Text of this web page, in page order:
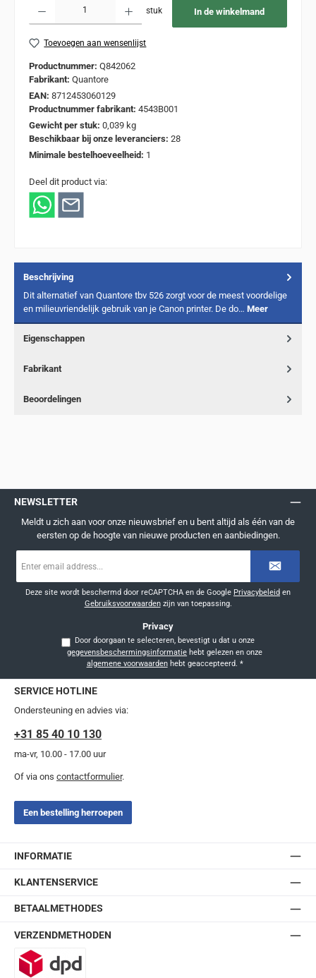
stuk In de winkelmand
Toevoegen aan wensenlijst
Productnummer: Q842062
Fabrikant: Quantore
EAN: 8712453060129
Productnummer fabrikant: 4543B001
Gewicht per stuk: 0,039 kg
Beschikbaar bij onze leveranciers: 28
Minimale bestelhoeveelheid: 1
Deel dit product via:
Beschrijving
Dit alternatief van Quantore tbv 526 zorgt voor de meest voordelige
en milieuvriendelijk gebruik van je Canon printer. De do… Meer
Eigenschappen
Fabrikant
Beoordelingen
NEWSLETTER
Meldt u zich aan voor onze nieuwsbrief en u bent altijd als één van de
eersten op de hoogte van nieuwe producten en aanbiedingen.
mailadres
Deze site wordt beschermd door reCAPTCHA en de Google Privacybeleid en
Gebruiksvoorwaardenzijn van toepassing.
Privacy
Door doorgaan te selecteren, bevestigt u dat u onze
gegevensbeschermingsinformatie
algemene voorwaardenhebt geaccepteerd. *
SERVICE HOTLINE
Ondersteuning en advies via:
+31 85 40 10 130
ma-vr, 10.00 - 17.00 uur
Of via ons contactformulier.
Een bestelling herroepen
INFORMATIE
KLANTENSERVICE
BETAALMETHODES
VERZENDMETHODEN